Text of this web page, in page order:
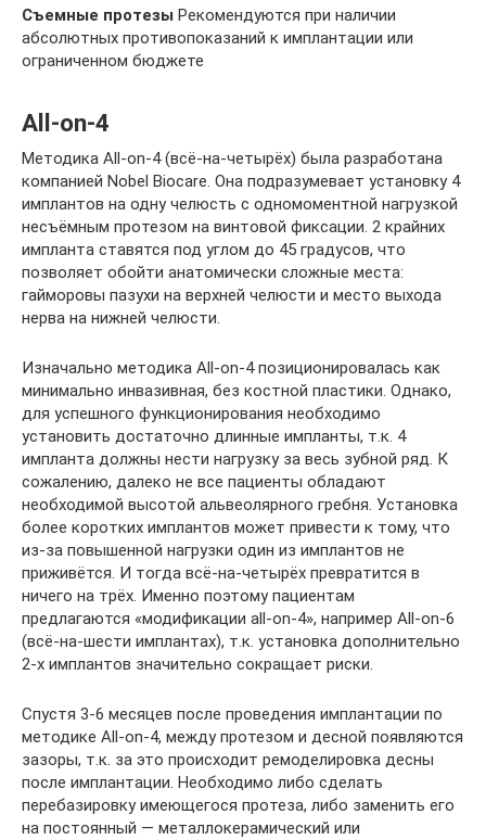
Съемные протезы Рекомендуются при наличии
абсолютных противопоказаний к имплантации или
ограниченном бюджете
All-on-4
Методика All-on-4 (всё-на-четырёх) была разработана
компанией Nobel Biocare. Она подразумевает установку 4
имплантов на одну челюсть с одномоментной нагрузкой
несъёмным протезом на винтовой фиксации. 2 крайних
импланта ставятся под углом до 45 градусов, что
позволяет обойти анатомически сложные места:
гайморовы пазухи на верхней челюсти и место выхода
нерва на нижней челюсти.
Изначально методика All-on-4 позиционировалась как
минимально инвазивная, без костной пластики. Однако,
для успешного функционирования необходимо
установить достаточно длинные импланты, т.к. 4
импланта должны нести нагрузку за весь зубной ряд. К
сожалению, далеко не все пациенты обладают
необходимой высотой альвеолярного гребня. Установка
более коротких имплантов может привести к тому, что
из-за повышенной нагрузки один из имплантов не
приживётся. И тогда всё-на-четырёх превратится в
ничего на трёх. Именно поэтому пациентам
предлагаются «модификации all-on-4», например All-on-6
(всё-на-шести имплантах), т.к. установка дополнительно
2-х имплантов значительно сокращает риски.
Спустя 3-6 месяцев после проведения имплантации по
методике All-on-4, между протезом и десной появляются
зазоры, т.к. за это происходит ремоделировка десны
после имплантации. Необходимо либо сделать
перебазировку имеющегося протеза, либо заменить его
на постоянный — металлокерамический или